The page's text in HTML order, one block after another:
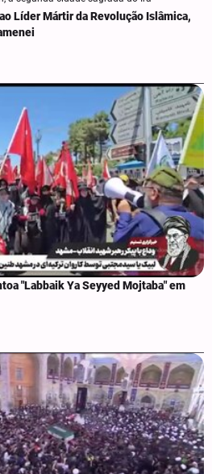
Líder Mártir da Revolução Islâmica,
"Labbaik Ya Seyyed Mojtaba" em